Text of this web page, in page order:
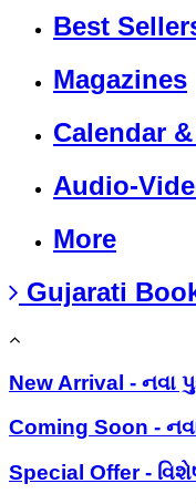
Best
Magazines
Calendar
Audio-
More
Gujarati
New Arrival - નવા
Coming Soon -
Special Offer -